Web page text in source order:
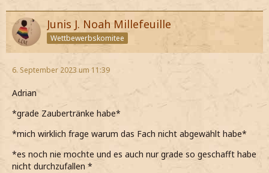
Junis J. Noah Millefeuille
Wettbewerbskomitee
6. September 2023 um 11:39
Adrian
*grade Zaubertränke habe*
*mich wirklich frage warum das Fach nicht abgewählt habe*
*es noch nie mochte und es auch nur grade so geschafft habe
nicht durchzufallen *